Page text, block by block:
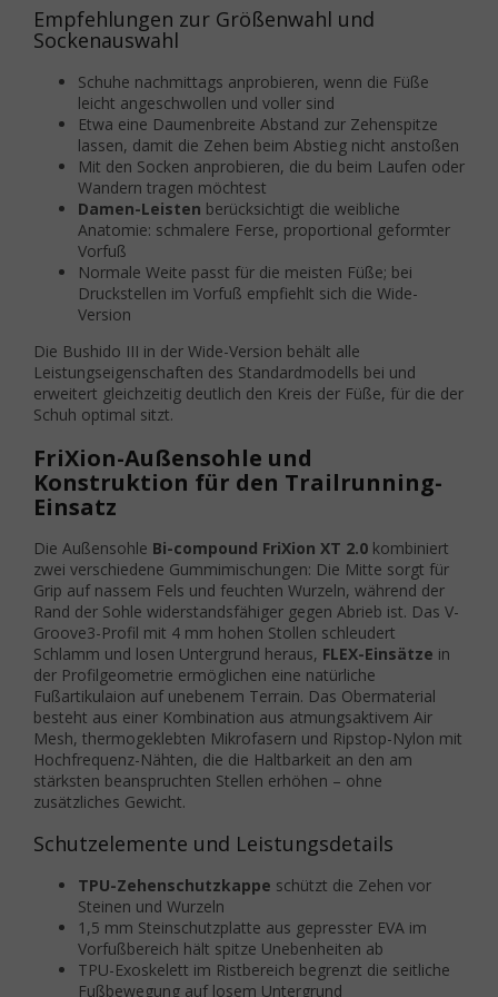
Empfehlungen zur Größenwahl und
Sockenauswahl
Schuhe nachmittags anprobieren, wenn die Füße
leicht angeschwollen und voller sind
Etwa eine Daumenbreite Abstand zur Zehenspitze
lassen, damit die Zehen beim Abstieg nicht anstoßen
Mit den Socken anprobieren, die du beim Laufen oder
Wandern tragen möchtest
Damen-Leisten berücksichtigt die weibliche
Anatomie: schmalere Ferse, proportional geformter
Vorfuß
Normale Weite passt für die meisten Füße; bei
Druckstellen im Vorfuß empfiehlt sich die Wide-
Version
Die Bushido III in der Wide-Version behält alle
Leistungseigenschaften des Standardmodells bei und
erweitert gleichzeitig deutlich den Kreis der Füße, für die der
Schuh optimal sitzt.
FriXion-Außensohle und
Konstruktion für den Trailrunning-
Einsatz
Die Außensohle Bi-compound FriXion XT 2.0 kombiniert
zwei verschiedene Gummimischungen: Die Mitte sorgt für
Grip auf nassem Fels und feuchten Wurzeln, während der
Rand der Sohle widerstandsfähiger gegen Abrieb ist. Das V-
Groove3-Profil mit 4 mm hohen Stollen schleudert
Schlamm und losen Untergrund heraus, FLEX-Einsätze in
der Profilgeometrie ermöglichen eine natürliche
Fußartikulaion auf unebenem Terrain. Das Obermaterial
besteht aus einer Kombination aus atmungsaktivem Air
Mesh, thermogeklebten Mikrofasern und Ripstop-Nylon mit
Hochfrequenz-Nähten, die die Haltbarkeit an den am
stärksten beanspruchten Stellen erhöhen – ohne
zusätzliches Gewicht.
Schutzelemente und Leistungsdetails
TPU-Zehenschutzkappe schützt die Zehen vor
Steinen und Wurzeln
1,5 mm Steinschutzplatte aus gepresster EVA im
Vorfußbereich hält spitze Unebenheiten ab
TPU-Exoskelett im Ristbereich begrenzt die seitliche
Fußbewegung auf losem Untergrund